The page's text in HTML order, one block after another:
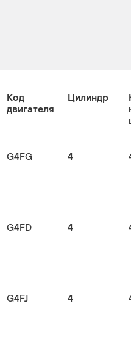
Код
двигателя
Цилиндр
G4FG 4
G4FD 4
G4FJ 4